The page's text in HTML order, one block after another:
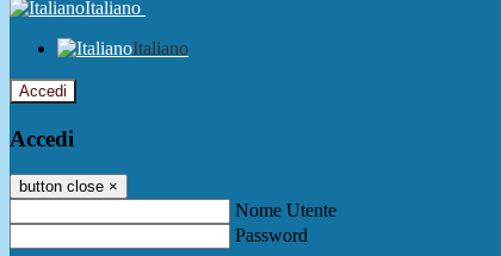
Italiano
Italiano
Accedi
Accedi
button close ×
Nome Utente
Password